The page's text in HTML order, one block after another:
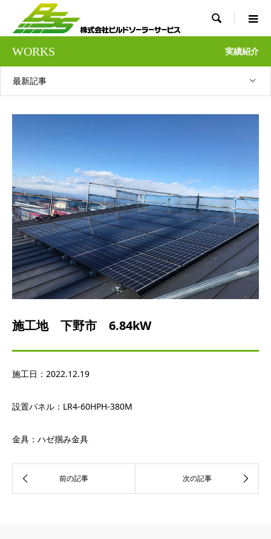

WORKS 実績紹介
最新記事
施工地 下野市 6.84kW
施工日： 2022.12.19
設置パネル： LR4-60HPH-380M
金具：ハゼ掴み金具